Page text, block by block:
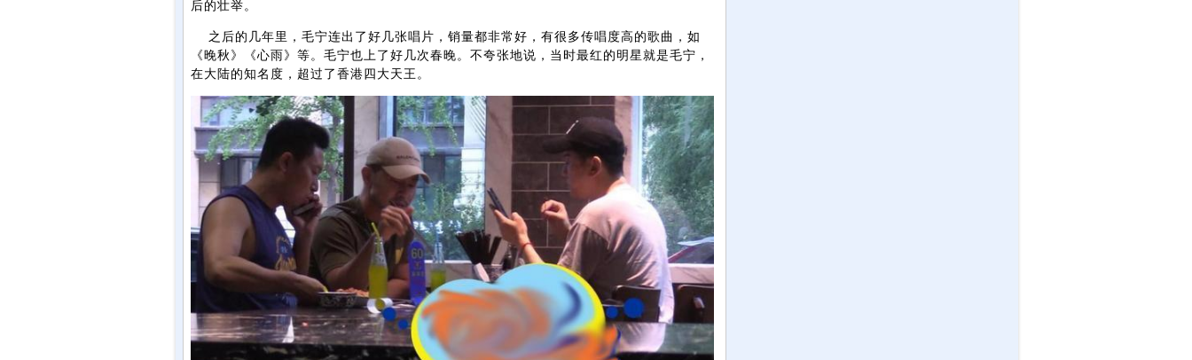
后的壮举。
之后的几年里，毛宁连出了好几张唱片，销量都非常好，有很多传唱度高的歌曲，如
《晚秋》《心雨》等。毛宁也上了好几次春晚。不夸张地说，当时最红的明星就是毛宁，
在大陆的知名度，超过了香港四大天王。